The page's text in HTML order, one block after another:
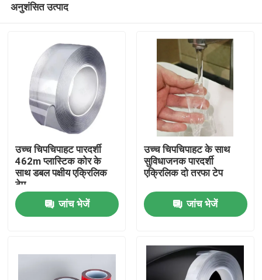
अनुशंसित उत्पाद
उच्च चिपचिपाहट पारदर्शी
462m प्लास्टिक कोर के
साथ डबल पक्षीय एक्रिलिक
टेप
जांच भेजें
उच्च चिपचिपाहट के साथ
सुविधाजनक पारदर्शी
एक्रिलिक दो तरफा टेप
जांच भेजें